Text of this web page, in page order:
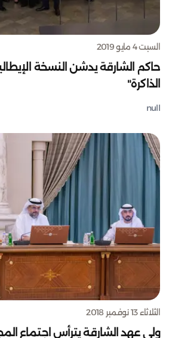
السبت 4 مايو 2019
حاكم الشارقة يدشن النسخة
الذاكرة"
null
الثلاثاء 13 نوفمبر 2018
ولي عهد الشارقة يترأس اجتماع